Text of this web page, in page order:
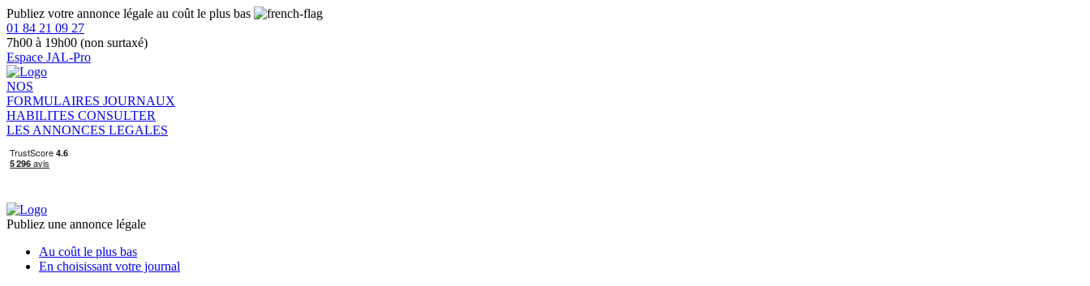
Publiez votre annonce légale au coût le plus bas
01 84 21 09 27
7h00 à 19h00 (non surtaxé)
Espace JAL-Pro
NOS
FORMULAIRES JOURNAUX
HABILITES CONSULTER
LES ANNONCES LEGALES
Publiez une annonce légale
Au coût le plus bas
En choisissant votre journal